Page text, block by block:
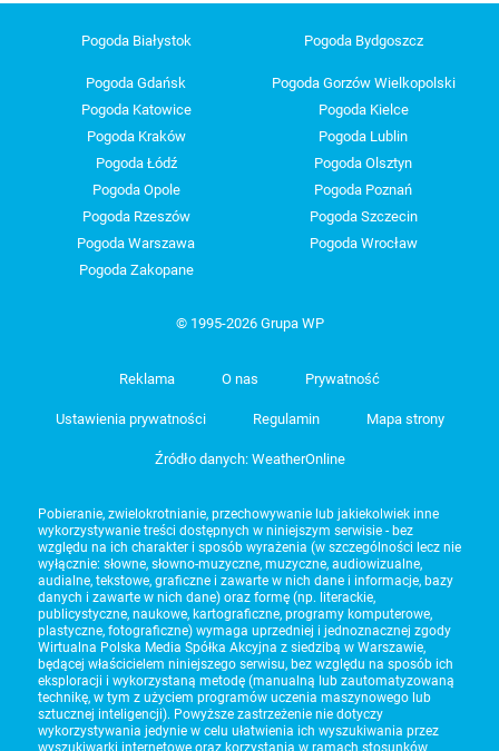
Pogoda Białystok Pogoda Bydgoszcz
Pogoda Gdańsk
Pogoda Gorzów Wielkopolski
Pogoda Katowice
Pogoda Kielce
Pogoda Kraków
Pogoda Lublin
Pogoda Łódź
Pogoda Olsztyn
Pogoda Opole
Pogoda Poznań
Pogoda Rzeszów
Pogoda Szczecin
Pogoda Warszawa
Pogoda Wrocław
Pogoda Zakopane
© 1995-2026 Grupa WP
Reklama O nas Prywatność
Ustawienia prywatności Regulamin Mapa strony
Źródło danych: WeatherOnline
Pobieranie, zwielokrotnianie, przechowywanie lub jakiekolwiek inne
wykorzystywanie treści dostępnych w niniejszym serwisie - bez
względu na ich charakter i sposób wyrażenia (w szczególności lecz nie
wyłącznie: słowne, słowno-muzyczne, muzyczne, audiowizualne,
audialne, tekstowe, graficzne i zawarte w nich dane i informacje, bazy
danych i zawarte w nich dane) oraz formę (np. literackie,
publicystyczne, naukowe, kartograficzne, programy komputerowe,
plastyczne, fotograficzne) wymaga uprzedniej i jednoznacznej zgody
Wirtualna Polska Media Spółka Akcyjna z siedzibą w Warszawie,
będącej właścicielem niniejszego serwisu, bez względu na sposób ich
eksploracji i wykorzystaną metodę (manualną lub zautomatyzowaną
technikę, w tym z użyciem programów uczenia maszynowego lub
sztucznej inteligencji). Powyższe zastrzeżenie nie dotyczy
wykorzystywania jedynie w celu ułatwienia ich wyszukiwania przez
wyszukiwarki internetowe oraz korzystania w ramach stosunków